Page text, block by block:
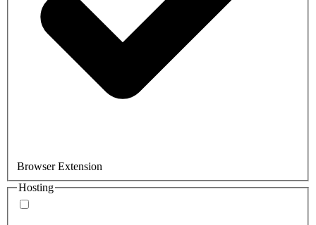
Browser Extension
Hosting